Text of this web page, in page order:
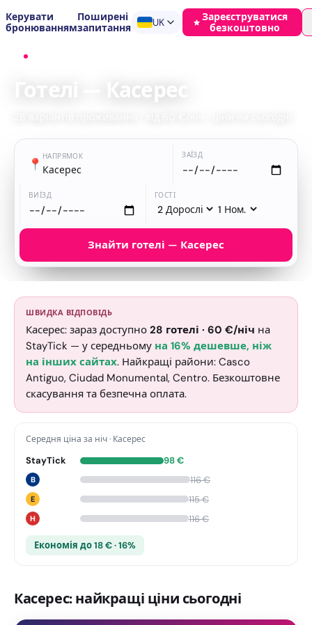
Керувати
бронюванням
Поширені
запитання
UK
Зареєструватися
безкоштовно
Готелі — Касерес
📍 НАПРЯМОК
Касерес
ЗАЇЗД
ВИЇЗД ГОСТІ
Знайти готелі — Касерес
ШВИДКА ВІДПОВІДЬ
Касерес: зараз доступно 28 готелі · 60 €/ніч на
StayTick — у середньому на 16% дешевше, ніж
на інших сайтах. Найкращі райони: Casco
Antiguo, Ciudad Monumental, Centro. Безкоштовне
скасування та безпечна оплата.
Середня ціна за ніч· Касерес
StayTick 98€
B 116€
E 115€
H 116€
Економія до 18 € · 16%
Касерес: найкращі ціни сьогодні